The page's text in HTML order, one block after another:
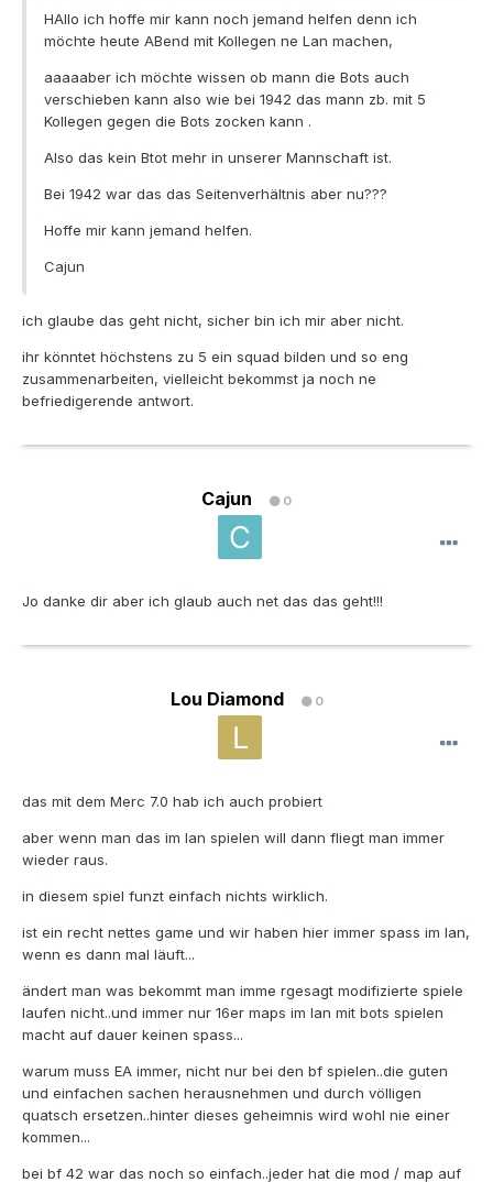
HAllo ich hoffe mir kann noch jemand helfen denn ich
möchte heute ABend mit Kollegen ne Lan machen,
aaaaaber ich möchte wissen ob mann die Bots auch
verschieben kann also wie bei 1942 das mann zb. mit 5
Kollegen gegen die Bots zocken kann .
Also das kein Btot mehr in unserer Mannschaft ist.
Bei 1942 war das das Seitenverhältnis aber nu???
Hoffe mir kann jemand helfen.
Cajun
ich glaube das geht nicht, sicher bin ich mir aber nicht.
ihr könntet höchstens zu 5 ein squad bilden und so eng
zusammenarbeiten, vielleicht bekommst ja noch ne
befriedigerende antwort.
Cajun 0
Jo danke dir aber ich glaub auch net das das geht!!!
Lou Diamond 0
das mit dem Merc 7.0 hab ich auch probiert
aber wenn man das im lan spielen will dann fliegt man immer
wieder raus.
in diesem spiel funzt einfach nichts wirklich.
ist ein recht nettes game und wir haben hier immer spass im lan,
wenn es dann mal läuft...
ändert man was bekommt man imme rgesagt modifizierte spiele
laufen nicht..und immer nur 16er maps im lan mit bots spielen
macht auf dauer keinen spass...
warum muss EA immer, nicht nur bei den bf spielen..die guten
und einfachen sachen herausnehmen und durch völligen
quatsch ersetzen..hinter dieses geheimnis wird wohl nie einer
kommen...
bei bf 42 war das noch so einfach..jeder hat die mod / map auf